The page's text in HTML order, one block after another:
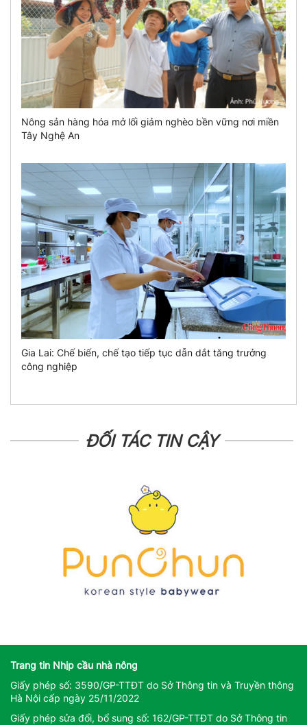
Nông sản hàng hóa mở lối giảm nghèo bền vững nơi miền
Tây Nghệ An
Gia Lai: Chế biến, chế tạo tiếp tục dẫn dắt tăng trưởng
công nghiệp
ĐỐI TÁC TIN CẬY
Trang tin Nhịp cầu nhà nông
Giấy phép số: 3590/GP-TTĐT do Sở Thông tin và Truyền thông
Hà Nội cấp ngày 25/11/2022
Giấy phép sửa đổi, bổ sung số: 162/GP-TTĐT do Sở Thông tin